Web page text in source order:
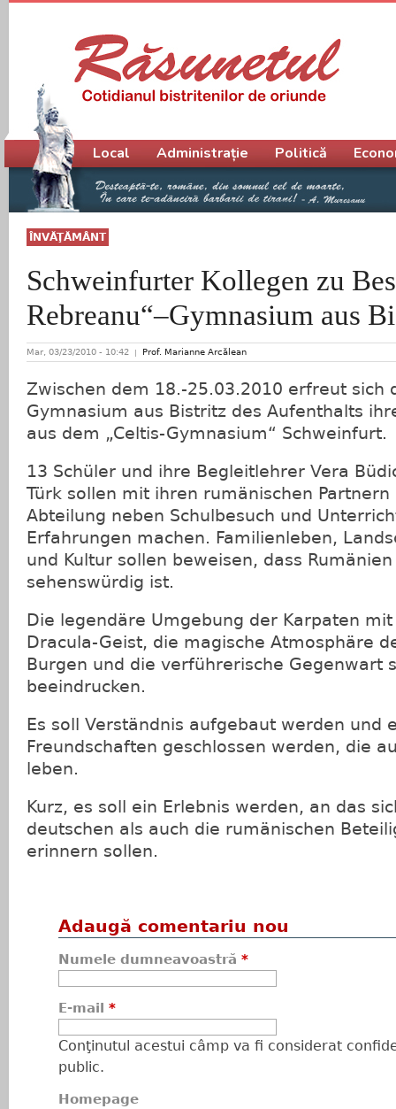
ÎNVĂŢĂMÂNT
Schweinfurter Kollegen zu
Rebreanu“–Gymnasium aus
Mar, 03/23/2010 - 10:42 Prof. Marianne Arcălean
Zwischen dem 18.-25.03.2010 erfreut sich
Gymnasium aus Bistritz des Aufenthalts
aus dem „Celtis-Gymnasium“ Schweinfurt.
13 Schüler und ihre Begleitlehrer Vera
Türk sollen mit ihren rumänischen
Abteilung neben Schulbesuch und
Erfahrungen machen. Familienleben,
und Kultur sollen beweisen, dass
sehenswürdig ist.
Die legendäre Umgebung der Karpaten
Dracula-Geist, die magische Atmosphäre
Burgen und die verführerische Gegenwart
beeindrucken.
Es soll Verständnis aufgebaut werden und
Freundschaften geschlossen werden, die
leben.
Kurz, es soll ein Erlebnis werden, an das
deutschen als auch die rumänischen
erinnern sollen.
Adaugă comentariu nou
Numele dumneavoastră *
E-mail *
Conţinutul acestui câmp va fi considerat
public.
Homepage
Meniu principal
Local Administrație Politică